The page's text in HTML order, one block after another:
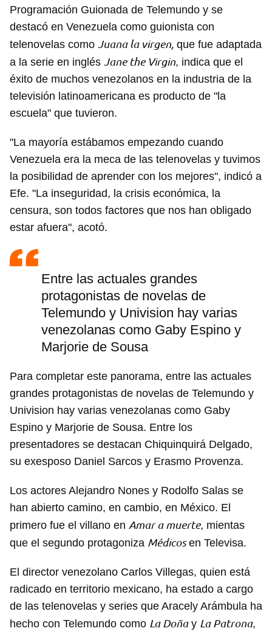
iniciar sesión con tu cuenta de 14ymedio.
Programación Guionada de Telemundo y se
destacó en Venezuela como guionista con
telenovelas como Juana la virgen, que fue adaptada
a la serie en inglés Jane the Virgin, indica que el
éxito de muchos venezolanos en la industria de la
televisión latinoamericana es producto de "la
escuela" que tuvieron.
"La mayoría estábamos empezando cuando
Venezuela era la meca de las telenovelas y tuvimos
la posibilidad de aprender con los mejores", indicó a
Efe. "La inseguridad, la crisis económica, la
censura, son todos factores que nos han obligado
estar afuera", acotó.
Entre las actuales grandes
protagonistas de novelas de
Telemundo y Univision hay varias
venezolanas como Gaby Espino y
Marjorie de Sousa
Para completar este panorama, entre las actuales
grandes protagonistas de novelas de Telemundo y
Univision hay varias venezolanas como Gaby
Espino y Marjorie de Sousa. Entre los
presentadores se destacan Chiquinquirá Delgado,
su exesposo Daniel Sarcos y Erasmo Provenza.
Los actores Alejandro Nones y Rodolfo Salas se
han abierto camino, en cambio, en México. El
primero fue el villano en Amar a muerte, mientas
que el segundo protagoniza Médicosen Televisa.
El director venezolano Carlos Villegas, quien está
radicado en territorio mexicano, ha estado a cargo
de las telenovelas y series que Aracely Arámbula ha
hecho con Telemundo como La Doñay La Patrona,